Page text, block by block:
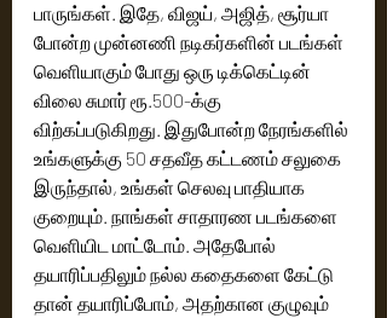
பாருங்கள். இதே, விஜய், அஜித், சூர்யா
போன்ற முன்னணி நடிகர்களின் படங்கள்
வெளியாகும் போது ஒரு டிக்கெட்டின்
விலை சுமார் ரூ.500-க்கு
விற்கப்படுகிறது. இதுபோன்ற நேரங்களில்
உங்களுக்கு 50 சதவீத கட்டணம் சலுகை
இருந்தால், உங்கள் செலவு பாதியாக
குறையும். நாங்கள் சாதாரண படங்களை
வெளியிட மாட்டோம். அதேபோல்
தயாரிப்பதிலும் நல்ல கதைகளை கேட்டு
தான் தயாரிப்போம், அதற்கான குழுவும்